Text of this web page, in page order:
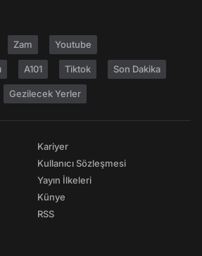
Zam Youtube
A101 Tiktok Son Dakika
Gezilecek Yerler
Kariyer
Kullanıcı Sözleşmesi
Yayın İlkeleri
Künye
RSS